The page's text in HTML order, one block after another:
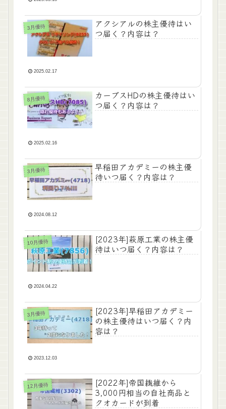
3月優待
アクシアルの株主優待はい
つ届く？内容は？
2025.02.17
8月優待
カーブスHDの株主優待はい
つ届く？内容は？
2025.02.16
3月優待
早稲田アカデミーの株主優
待いつ届く？内容は？
2024.08.12
10月優待
[2023年]萩原工業の株主優
待はいつ届く？内容は？
2024.04.22
3月優待
[2023年]早稲田アカデミー
の株主優待はいつ届く？内
容は？
2023.12.03
12月優待
[2022年]帝国繊維から
3,000円相当の自社商品と
クオカードが到着